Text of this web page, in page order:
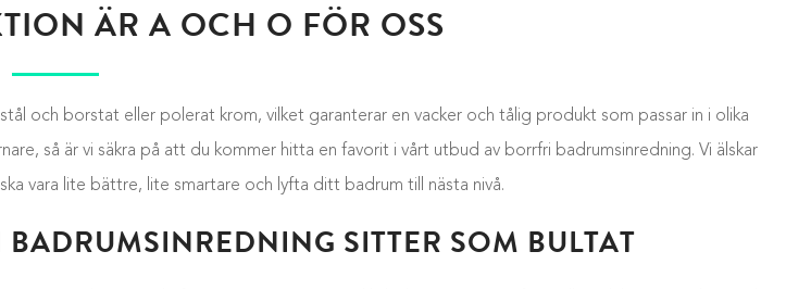
ÄR A OCH O FÖR OSS
och borstat eller polerat krom, vilket garanterar en vacker och tålig produkt som passar in i olika
så är vi säkra på att du kommer hitta en favorit i vårt utbud av borrfri badrumsinredning. Vi älskar
vara lite bättre, lite smartare och lyfta ditt badrum till nästa nivå.
SITTER SOM BULTAT